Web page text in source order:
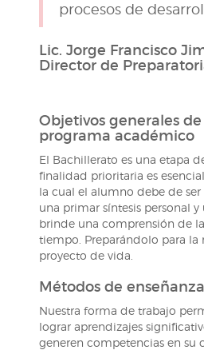
procesos de
Lic. Jorge Francisco
Director de
Objetivos generales
programa académico
El Bachillerato es una etapa
finalidad prioritaria es
la cual el alumno debe de
una primar síntesis personal
brinde una comprensión de
tiempo. Preparándolo para la
proyecto de vida.
Métodos de enseñanza
Nuestra forma de trabajo
lograr aprendizajes
generen competencias en su